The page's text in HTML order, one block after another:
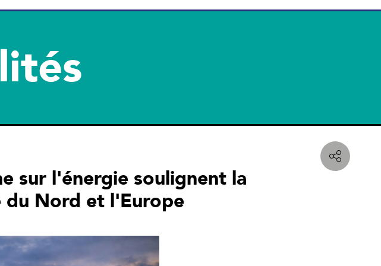
sur l'énergie soulignent la
Nord et l'Europe